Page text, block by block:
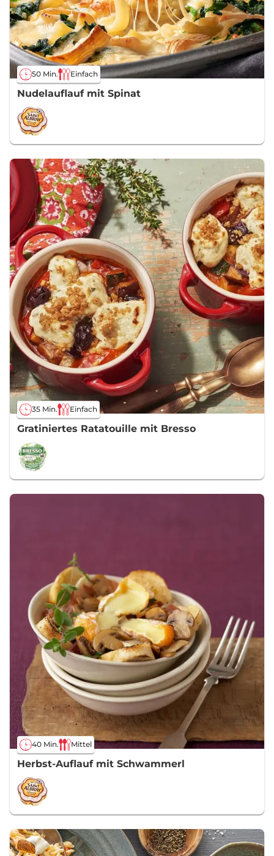
50 Min. Einfach
Nudelauflauf mit Spinat
35 Min. Einfach
Gratiniertes Ratatouille mit Bresso
40 Min. Mittel
Herbst-Auflauf mit Schwammerl